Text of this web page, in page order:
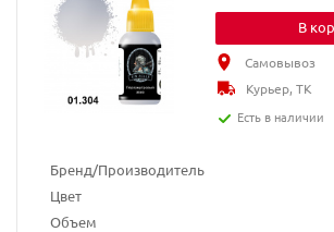
Бренд/Производитель
Цвет
Объем
В
Самовывоз
Курьер, ТК
Есть в наличии